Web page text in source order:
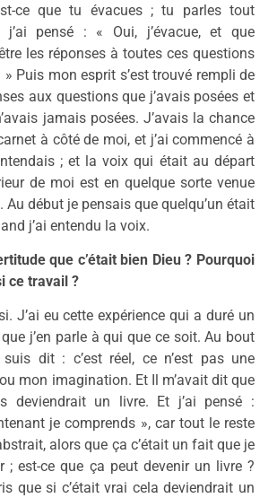
ce que tu évacues ; tu parles tout
pensé : « Oui, j’évacue, et que
les réponses à toutes ces questions
Puis mon esprit s’est trouvé rempli de
aux questions que j’avais posées et
jamais posées. J’avais la chance
à côté de moi, et j’ai commencé à
; et la voix qui était au départ
de moi est en quelque sorte venue
début je pensais que quelqu’un était
j’ai entendu la voix.
que c’était bien Dieu ? Pourquoi
ce travail ?
J’ai eu cette expérience qui a duré un
j’en parle à qui que ce soit. Au bout
dit : c’est réel, ce n’est pas une
mon imagination. Et Il m’avait dit que
deviendrait un livre. Et j’ai pensé :
je comprends », car tout le reste
alors que ça c’était un fait que je
; est-ce que ça peut devenir un livre ?
que si c’était vrai cela deviendrait un